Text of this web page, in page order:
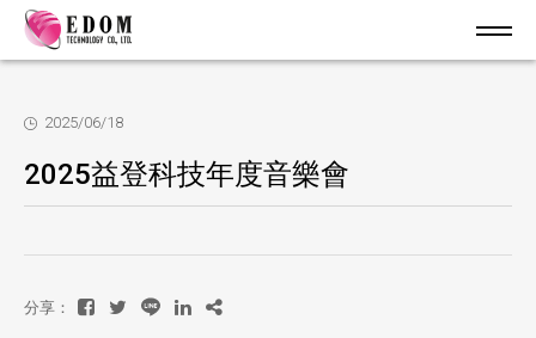
2025/06/18
2025益登科技年度音樂會
分享：